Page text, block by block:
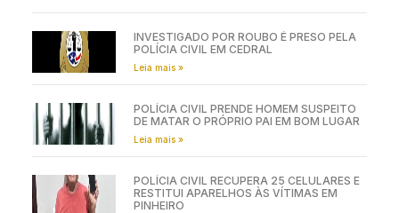
INVESTIGADO POR ROUBO É PRESO PELA
POLÍCIA CIVIL EM CEDRAL
Leia mais »
POLÍCIA CIVIL PRENDE HOMEM SUSPEITO
DE MATAR O PRÓPRIO PAI EM BOM LUGAR
Leia mais »
POLÍCIA CIVIL RECUPERA 25 CELULARES E
RESTITUI APARELHOS ÀS VÍTIMAS EM
PINHEIRO